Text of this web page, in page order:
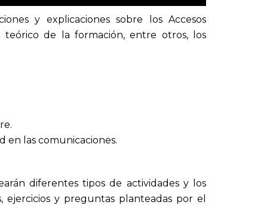
y explicaciones sobre los Accesos
teórico de la formación, entre otros, los
en las comunicaciones.
diferentes tipos de actividades y los
y preguntas planteadas por el